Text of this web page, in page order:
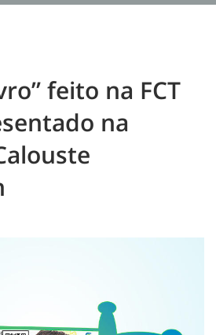
feito na FCT
na